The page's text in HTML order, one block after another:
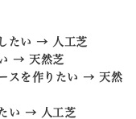
たい → 人工芝
→ 天然芝
スを作りたい → 天然
い → 人工芝